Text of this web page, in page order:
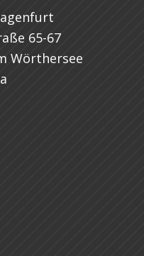
65-67
Wörthersee